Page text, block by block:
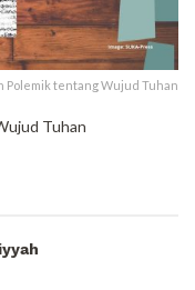
Polemik tentang Wujud Tuhan
Tuhan